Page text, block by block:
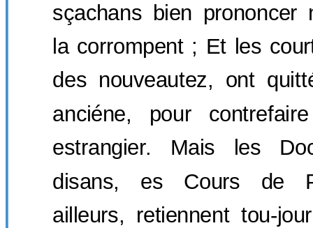
sçachans bien prononcer
la corrompent ; Et les
des nouveautez, ont
anciéne, pour
estrangier. Mais les
disans, es Cours de
ailleurs, retiennent tou-